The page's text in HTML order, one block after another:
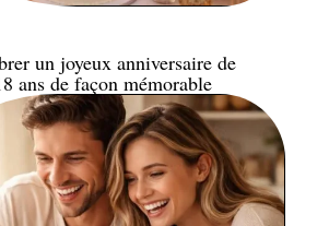
un joyeux anniversaire de
ans de façon mémorable